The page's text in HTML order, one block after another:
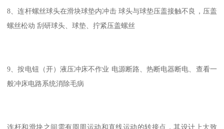
8、连杆螺丝球头在滑块球垫内冲击 球头与球垫压盖接触不良，压盖
螺丝松动 刮研球头、球垫、拧紧压盖螺丝
9、按电钮（开）液压冲床不作业 电源断路、热断电器断电、查看一
般冲床电路系统消除毛病
连杆和滑块之间需有圆周运动和直线运动的转接点，其设计上大致